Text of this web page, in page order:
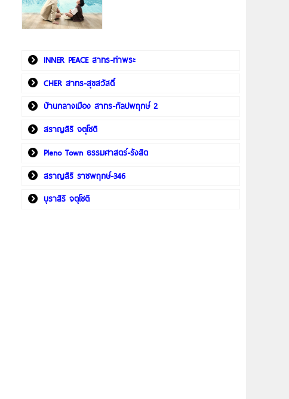
INNER PEACE สาทร-ท่าพระ
CHER สาทร-สุขสวัสดิ์
บ้านกลางเมือง สาทร-กัลปพฤกษ์ 2
สราญสิริ จตุโชติ
Pleno Town ธรรมศาสตร์-รังสิต
สราญสิริ ราชพฤกษ์-346
บุราสิริ จตุโชติ